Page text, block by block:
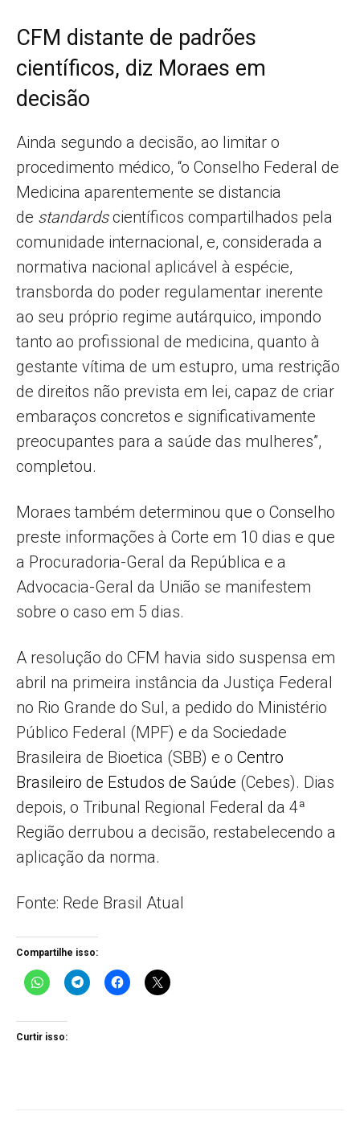
CFM distante de padrões
científicos, diz Moraes em
decisão
Ainda segundo a decisão, ao limitar o
procedimento médico, “o Conselho Federal de
Medicina aparentemente se distancia
de standardscientíficos compartilhados pela
comunidade internacional, e, considerada a
normativa nacional aplicável à espécie,
transborda do poder regulamentar inerente
ao seu próprio regime autárquico, impondo
tanto ao profissional de medicina, quanto à
gestante vítima de um estupro, uma restrição
de direitos não prevista em lei, capaz de criar
embaraços concretos e significativamente
preocupantes para a saúde das mulheres”,
completou.
Moraes também determinou que o Conselho
preste informações à Corte em 10 dias e que
a Procuradoria-Geral da República e a
Advocacia-Geral da União se manifestem
sobre o caso em 5 dias.
A resolução do CFM havia sido suspensa em
abril na primeira instância da Justiça Federal
no Rio Grande do Sul, a pedido do Ministério
Público Federal (MPF) e da Sociedade
Brasileira de Bioetica (SBB) e o Centro
Brasileiro de Estudos de Saúde (Cebes). Dias
depois, o Tribunal Regional Federal da 4ª
Região derrubou a decisão, restabelecendo a
aplicação da norma.
Fonte: Rede Brasil Atual
Compartilhe isso:
Curtir isso: